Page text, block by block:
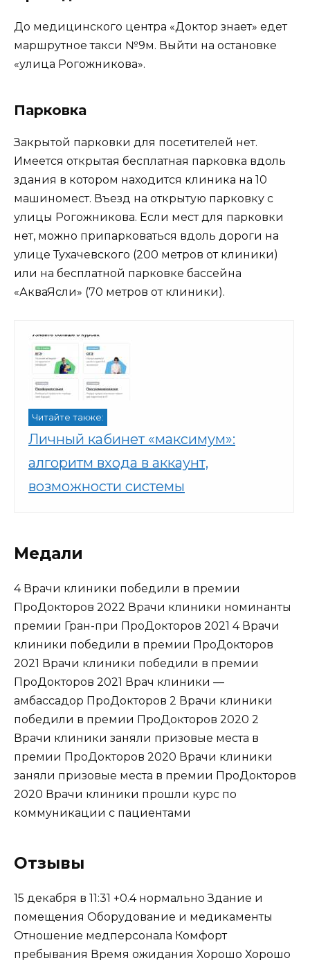
До медицинского центра «Доктор знает» едет
маршрутное такси №9м. Выйти на остановке
«улица Рогожникова».
Парковка
Закрытой парковки для посетителей нет.
Имеется открытая бесплатная парковка вдоль
здания в котором находится клиника на 10
машиномест. Въезд на открытую парковку с
улицы Рогожникова. Если мест для парковки
нет, можно припарковаться вдоль дороги на
улице Тухачевского (200 метров от клиники)
или на бесплатной парковке бассейна
«АкваЯсли» (70 метров от клиники).
Читайте также:
Личный кабинет «максимум»:
алгоритм входа в аккаунт,
возможности системы
Медали
4Врачи клиники победили в премии
ПроДокторов 2022 Врачи клиники номинанты
премии Гран-при ПроДокторов 2021 4Врачи
клиники победили в премии ПроДокторов
2021 Врачи клиники победили в премии
ПроДокторов 2021 Врач клиники —
амбассадор ПроДокторов 2 Врачи клиники
победили в премии ПроДокторов 2020 2
Врачи клиники заняли призовые места в
премии ПроДокторов 2020 Врачи клиники
заняли призовые места в премии ПроДокторов
2020 Врачи клиники прошли курс по
коммуникации с пациентами
Отзывы
15 декабря в 11:31 +0.4 нормальноЗдание и
помещения Оборудование и медикаменты
Отношение медперсонала Комфорт
пребывания Время ожидания Хорошо Хорошо